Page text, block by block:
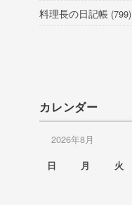
料理長の日記帳 (799)
カレンダー
2026年8月
日 月 火